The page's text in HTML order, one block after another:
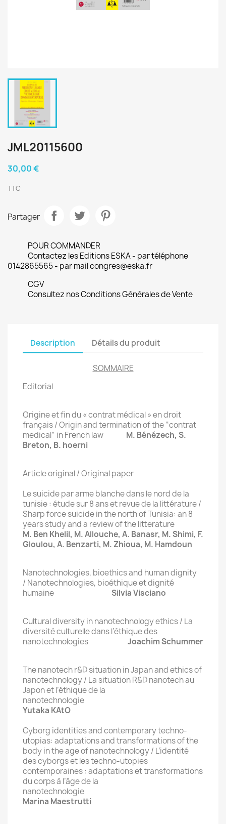
JML20115600
30,00 €
TTC
Partager
POUR COMMANDER
Contactez les Editions ESKA - par téléphone
0142865565 - par mail congres@eska.fr
CGV
Consultez nos Conditions Générales de Vente
Description Détails du produit
SOMMAIRE
Editorial
Origine et fin du « contrat médical » en droit
français / Origin and termination of the “contrat
medical” in French law M. Bénézech, S.
Breton, B. hoerni
Article original / Original paper
Le suicide par arme blanche dans le nord de la
tunisie : étude sur 8 ans et revue de la littérature /
Sharp force suicide in the north of Tunisia: an 8
years study and a review of the litterature
M. Ben Khelil, M. Allouche, A. Banasr, M. Shimi, F.
Gloulou, A. Benzarti, M. Zhioua, M. Hamdoun
Nanotechnologies, bioethics and human dignity
/ Nanotechnologies, bioéthique et dignité
humaine
Silvia Visciano
Cultural diversity in nanotechnology ethics / La
diversité culturelle dans l’éthique des
nanotechnologies Joachim Schummer
The nanotech r&D situation in Japan and ethics of
nanotechnology / La situation R&D nanotech au
Japon et l’éthique de la
Yutaka KAtO
Cyborg identities and contemporary techno-
utopias: adaptations and transformations of the
body in the age of nanotechnology / L’identité
des cyborgs et les techno-utopies
contemporaines : adaptations et transformations
du corps à l’âge de la
Marina Maestrutti